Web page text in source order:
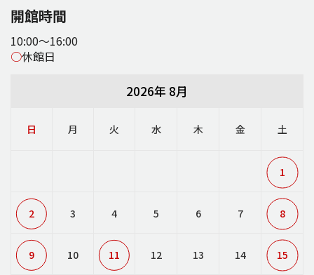
開館時間
10:00～16:00
○休館日
2026年 8月
日 月 火 水 木 金 土
1
2 3 4 5 6 7 8
9 10 11 12 13 14 15